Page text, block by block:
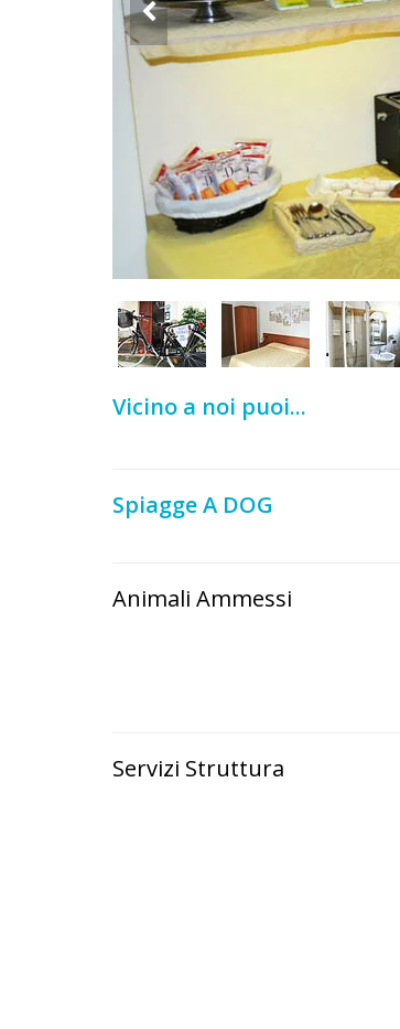
CHIEDI
CODICE
SCONTO
Lavora
Vicino a noi puoi...
Spiagge A DOG
Animali Ammessi
Servizi Struttura